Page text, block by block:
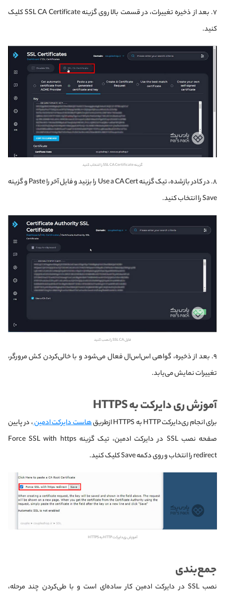
۷. بعد از ذخیره تغییرات، در قسمت بالا روی گزینه SSL CA Certificate کلیک
کنید.
گزینه SSL CA Certificate را انتخاب کنید
۸. در کادر بازشده، تیک گزینه Use a CA Cert را بزنید و فایل آخر را Paste و گزینه
Save را انتخاب کنید.
فایل SSL CA را نصب کنید
۹. بعد از ذخیره، گواهی اس‌اس‌ال فعال می‌شود و با خالی‌کردن کش مرورگر،
تغییرات نمایش می‌یابد.
آموزش ری دایرکت به HTTPS
برای انجام ری‌دایرکت HTTP به HTTPS از‌طریق هاست دایرکت ادمین، در پایین
صفحه نصب SSL در دایرکت ادمین، تیک گزینه Force SSL with https
redirect را انتخاب و روی دکمه Save کلیک کنید.
آموزش ری‌دایرکت HTTP به HTTPS
جمع‌بندی
نصب SSL در دایرکت ادمین کار ساده‌ای است و با طی‌کردن چند مرحله،